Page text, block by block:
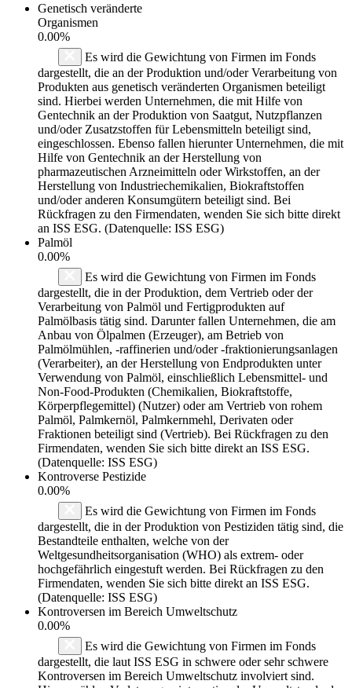
Genetisch veränderte
Organismen
0.00%
Es wird die Gewichtung von Firmen im Fonds
dargestellt, die an der Produktion und/oder Verarbeitung von
Produkten aus genetisch veränderten Organismen beteiligt
sind. Hierbei werden Unternehmen, die mit Hilfe von
Gentechnik an der Produktion von Saatgut, Nutzpflanzen
und/oder Zusatzstoffen für Lebensmitteln beteiligt sind,
eingeschlossen. Ebenso fallen hierunter Unternehmen, die mit
Hilfe von Gentechnik an der Herstellung von
pharmazeutischen Arzneimitteln oder Wirkstoffen, an der
Herstellung von Industriechemikalien, Biokraftstoffen
und/oder anderen Konsumgütern beteiligt sind. Bei
Rückfragen zu den Firmendaten, wenden Sie sich bitte direkt
an ISS ESG. (Datenquelle: ISS ESG)
Palmöl
0.00%
Es wird die Gewichtung von Firmen im Fonds
dargestellt, die in der Produktion, dem Vertrieb oder der
Verarbeitung von Palmöl und Fertigprodukten auf
Palmölbasis tätig sind. Darunter fallen Unternehmen, die am
Anbau von Ölpalmen (Erzeuger), am Betrieb von
Palmölmühlen, -raffinerien und/oder -fraktionierungsanlagen
(Verarbeiter), an der Herstellung von Endprodukten unter
Verwendung von Palmöl, einschließlich Lebensmittel- und
Non-Food-Produkten (Chemikalien, Biokraftstoffe,
Körperpflegemittel) (Nutzer) oder am Vertrieb von rohem
Palmöl, Palmkernöl, Palmkernmehl, Derivaten oder
Fraktionen beteiligt sind (Vertrieb). Bei Rückfragen zu den
Firmendaten, wenden Sie sich bitte direkt an ISS ESG.
(Datenquelle: ISS ESG)
Kontroverse Pestizide
0.00%
Es wird die Gewichtung von Firmen im Fonds
dargestellt, die in der Produktion von Pestiziden tätig sind, die
Bestandteile enthalten, welche von der
Weltgesundheitsorganisation (WHO) als extrem- oder
hochgefährlich eingestuft werden. Bei Rückfragen zu den
Firmendaten, wenden Sie sich bitte direkt an ISS ESG.
(Datenquelle: ISS ESG)
Kontroversen im Bereich Umweltschutz
0.00%
Es wird die Gewichtung von Firmen im Fonds
dargestellt, die laut ISS ESG in schwere oder sehr schwere
Kontroversen im Bereich Umweltschutz involviert sind.